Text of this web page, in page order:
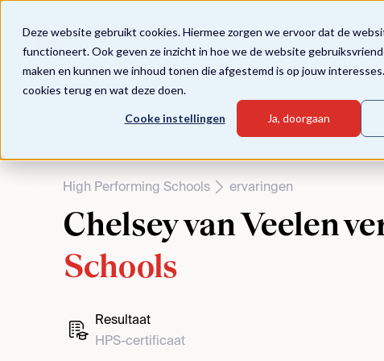
Deze website gebruikt cookies. Hiermee zorgen we ervoor dat de
functioneert. Ook geven ze inzicht in hoe we de website
maken en kunnen we inhoud tonen die afgestemd is op jouw interesses.
cookies terug en wat deze doen.
Cooke instellingen Ja, doorgaan
High Performing Schools ervaringen
Chelsey van Veelen
Schools
Resultaat
HPS-certificaat